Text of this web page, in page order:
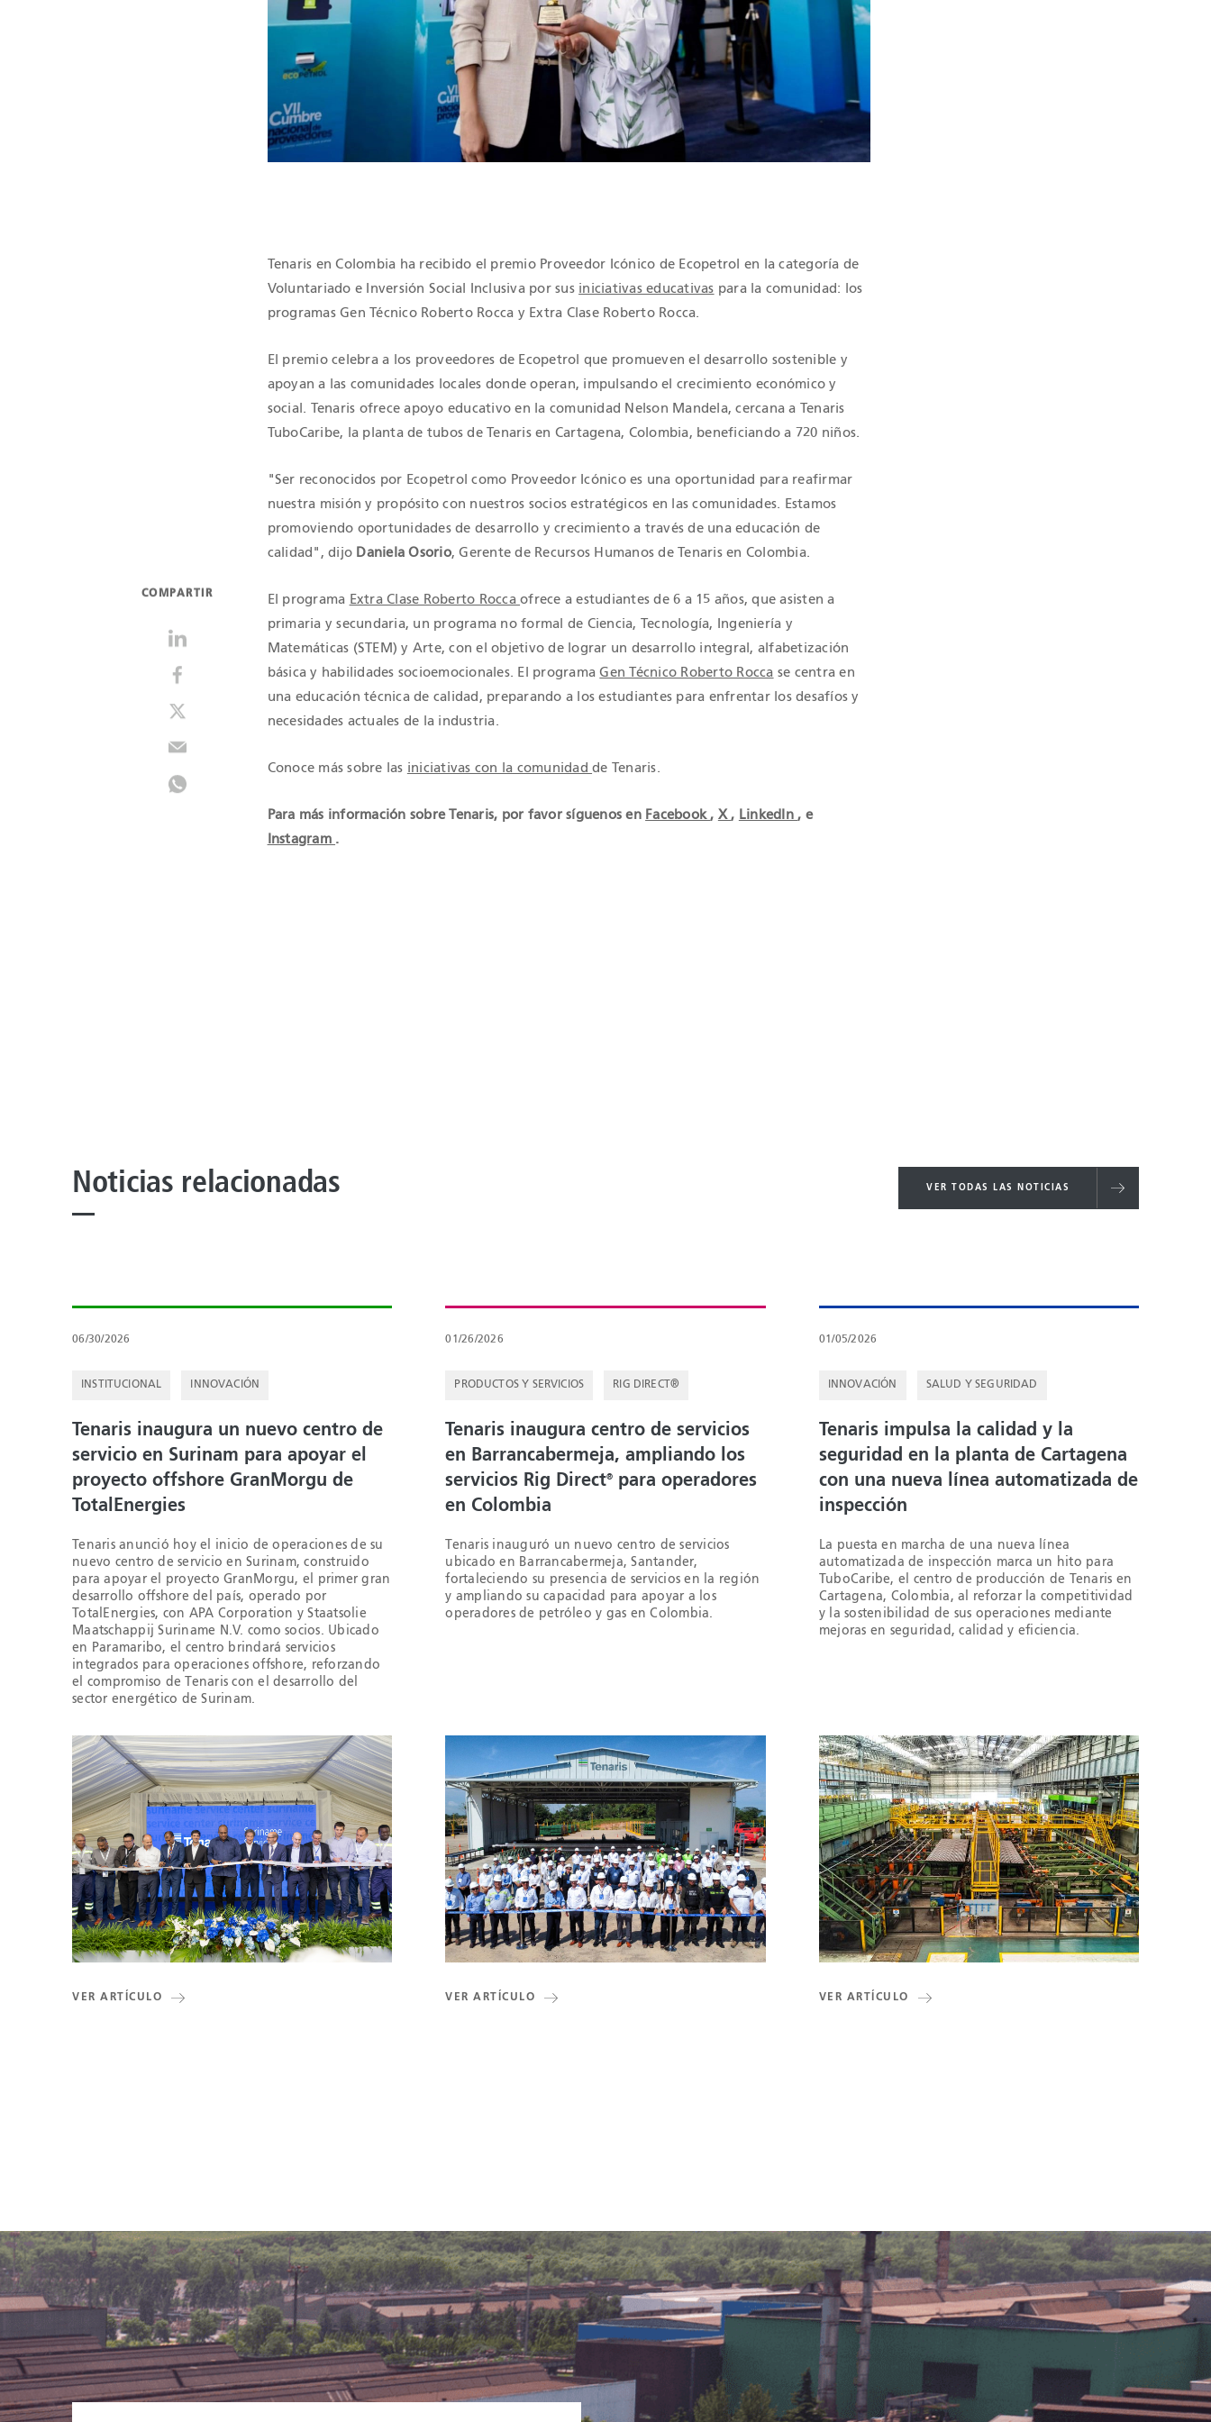
CERTIFICACIONES QHSE
COMPARTIR
Tenaris en Colombia ha recibido el premio Proveedor Icónico de Ecopetrol en la categoría de
Voluntariado e Inversión Social Inclusiva por sus iniciativas educativas para la comunidad: los
programas Gen Técnico Roberto Rocca y Extra Clase Roberto Rocca.
El premio celebra a los proveedores de Ecopetrol que promueven el desarrollo sostenible y
apoyan a las comunidades locales donde operan, impulsando el crecimiento económico y
social. Tenaris ofrece apoyo educativo en la comunidad Nelson Mandela, cercana a Tenaris
TuboCaribe, la planta de tubos de Tenaris en Cartagena, Colombia, beneficiando a 720 niños.
"Ser reconocidos por Ecopetrol como Proveedor Icónico es una oportunidad para reafirmar
nuestra misión y propósito con nuestros socios estratégicos en las comunidades. Estamos
promoviendo oportunidades de desarrollo y crecimiento a través de una educación de
calidad", dijo Daniela Osorio, Gerente de Recursos Humanos de Tenaris en Colombia.
El programa Extra Clase Roberto Roccaofrece a estudiantes de 6 a 15 años, que asisten a
primaria y secundaria, un programa no formal de Ciencia, Tecnología, Ingeniería y
Matemáticas (STEM) y Arte, con el objetivo de lograr un desarrollo integral, alfabetización
básica y habilidades socioemocionales. El programaGen Técnico Roberto Rocca se centra en
una educación técnica de calidad, preparando a los estudiantes para enfrentar los desafíos y
necesidades actuales de la industria.
Conoce más sobre las iniciativas con la comunidadde Tenaris.
Para más información sobre Tenaris, por favor síguenos en Facebook , X , LinkedIn , e
Instagram .
Noticias relacionadas VER TODAS LAS NOTICIAS
06/30/2026
INSTITUCIONAL INNOVACIÓN
Tenaris inaugura un nuevo centro de
servicio en Surinam para apoyar el
proyecto offshore GranMorgu de
TotalEnergies
Tenaris anunció hoy el inicio de operaciones de su
nuevo centro de servicio en Surinam, construido
para apoyar el proyecto GranMorgu, el primer gran
desarrollo offshore del país, operado por
TotalEnergies, con APA Corporation y Staatsolie
Maatschappij Suriname N.V. como socios. Ubicado
en Paramaribo, el centro brindará servicios
integrados para operaciones offshore, reforzando
el compromiso de Tenaris con el desarrollo del
sector energético de Surinam.
VER ARTÍCULO
01/26/2026
PRODUCTOS Y SERVICIOS RIG DIRECT®
Tenaris inaugura centro de servicios
en Barrancabermeja, ampliando los
servicios Rig Direct®
para operadores
en Colombia
Tenaris inauguró un nuevo centro de servicios
ubicado en Barrancabermeja, Santander,
fortaleciendo su presencia de servicios en la región
y ampliando su capacidad para apoyar a los
operadores de petróleo y gas en Colombia.
VER ARTÍCULO
01/05/2026
INNOVACIÓN SALUD Y SEGURIDAD
Tenaris impulsa la calidad y la
seguridad en la planta de Cartagena
con una nueva línea automatizada de
inspección
La puesta en marcha de una nueva línea
automatizada de inspección marca un hito para
TuboCaribe, el centro de producción de Tenaris en
Cartagena, Colombia, al reforzar la competitividad
y la sostenibilidad de sus operaciones mediante
mejoras en seguridad, calidad y eficiencia.
VER ARTÍCULO